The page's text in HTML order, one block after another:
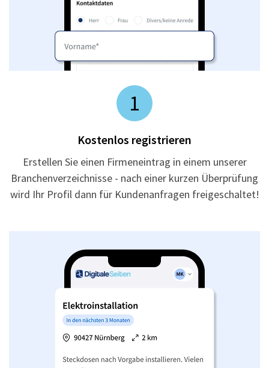
1
Kostenlos registrieren
Erstellen Sie einen Firmeneintrag in einem unserer
Branchenverzeichnisse - nach einer kurzen Überprüfung
wird Ihr Profil dann für Kundenanfragen freigeschaltet!